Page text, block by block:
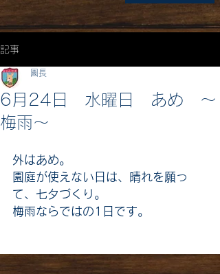
記事
6月24日 水曜日 あめ 〜
梅雨〜
園長
外はあめ。
園庭が使えない日は、晴れを願っ
て、七夕づくり。
梅雨ならではの1日です。